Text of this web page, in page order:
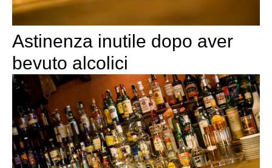
Astinenza inutile dopo aver
bevuto alcolici